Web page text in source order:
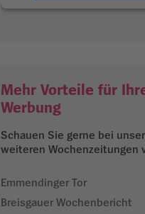
Mehr Vorteile für
Werbung
Schauen Sie gerne bei
weiteren Wochenzeitungen
Emmendinger Tor
Breisgauer Wochenbericht